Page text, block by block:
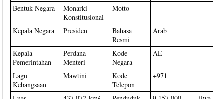
Bentuk Negara
Monarki
Konstitusional
Motto -
Kepala Negara Presiden
Bahasa
Resmi
Arab
Kepala
Pemerintahan
Perdana
Menteri
Kode
Negara
AE
Lagu
Kebangsaan
Mawtini
Kode
Telepon
+971